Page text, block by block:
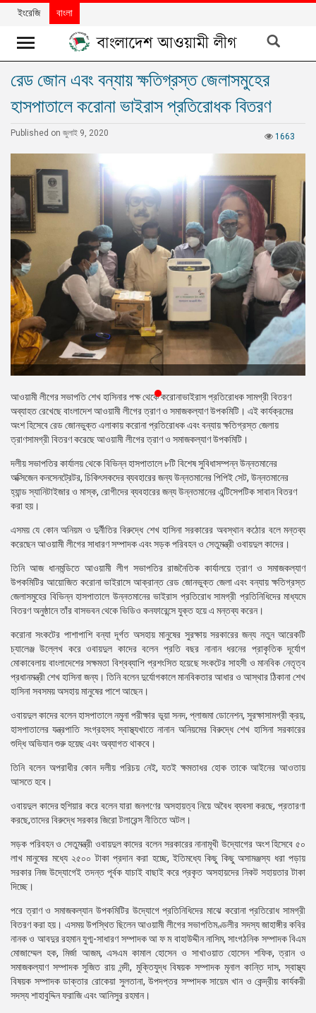
খবর
দলের
বিশেষ
বিশেষ
প্রতিবেদন
মতামত
উন্নয়নের
বাংলাদেশ
নিউজলেটার
প্রেস
রিলিজ
প্রকাশনা
গ্যালারি
বিএনপি-
জামায়াত
সহিংসতা
সংগঠন
ইশতেহার
ইংরেজি বাংলা
রেড জোন এবং বন্যায় ক্ষতিগ্রস্ত জেলাসমুহের
হাসপাতালে করোনা ভাইরাস প্রতিরোধক বিতরণ
1663
Published on জুলাই 9, 2020
আওয়ামী লীগের সভাপতি শেখ হাসিনার পক্ষ থেকে করোনাভাইরাস প্রতিরোধক সামগ্রী বিতরণ
অব্যাহত রেখেছে বাংলাদেশ আওয়ামী লীগের ত্রাণ ও সমাজকল্যাণ উপকমিটি। এই কার্যক্রমের
অংশ হিসেবে রেড জোনভুক্ত এলাকায় করোনা প্রতিরোধক এবং বন্যায় ক্ষতিগ্রস্ত জেলায়
ত্রাণসামগ্রী বিতরণ করেছে আওয়ামী লীগের ত্রাণ ও সমাজকল্যাণ উপকমিটি।
দলীয় সভাপতির কার্যালয় থেকে বিভিন্ন হাসপাতালে ৮টি বিশেষ সুবিধাসম্পন্ন উন্নতমানের
অক্সিজেন কনসেনট্রেটর, চিকিৎসকদের ব্যবহারের জন্য উন্নতমানের পিপিই সেট, উন্নতমানের
হ্যান্ড স্যানিটাইজার ও মাস্ক, রোগীদের ব্যবহারের জন্য উন্নতমানের এন্টিসেপটিক সাবান বিতরণ
করা হয়।
এসময় যে কোন অনিয়ম ও দুর্নীতির বিরুদ্ধে শেখ হাসিনা সরকারের অবস্থান কঠোর বলে মন্তব্য
করেছেন আওয়ামী লীগের সাধারণ সম্পাদক এবং সড়ক পরিবহন ও সেতুমন্ত্রী ওবায়দুল কাদের।
তিনি আজ ধানমন্ডিতে আওয়ামী লীগ সভাপতির রাজনৈতিক কার্যালয়ে ত্রাণ ও সমাজকল্যাণ
উপকমিটির আয়োজিত করোনা ভাইরাসে আক্রান্ত রেড জোনভুক্ত জেলা এবং বন্যায় ক্ষতিগ্রস্ত
জেলাসমুহের বিভিন্ন হাসপাতালে উন্নতমানের ভাইরাস প্রতিরোধ সামগ্রী প্রতিনিধিদের মাধ্যমে
বিতরণ অনুষ্ঠানে তাঁর বাসভবন থেকে ভিডিও কনফারেন্সে যুক্ত হয়ে এ মন্তব্য করেন।
করোনা সংকটের পাশাপাশি বন্যা দূর্গত অসহায় মানুষের সুরক্ষায় সরকারের জন্য নতুন আরেকটি
চ্যালেঞ্জ উল্লেখ করে ওবায়দুল কাদের বলেন প্রতি বছর নানান ধরনের প্রাকৃতিক দূর্যোগ
মোকাবেলায় বাংলাদেশের সক্ষমতা বিশ্বব্যাপি প্রশংসিত হয়েছে সংকটের সাহসী ও মানবিক নেতৃত্ব
প্রধানমন্ত্রী শেখ হাসিনা জন্য। তিনি বলেন দুর্যোগকালে মানবিকতার আধার ও আস্থার ঠিকানা শেখ
হাসিনা সবসময় অসহায় মানুষের পাশে আছেন।
ওবায়দুল কাদের বলেন হাসপাতালে নমুনা পরীক্ষার ভূয়া সনদ, প্লাজমা ডোনেশন, সুরক্ষাসামগ্রী ক্রয়,
হাসপাতালের যন্ত্রপাতি সংগ্রহসহ স্বাস্থ্যখাতে নানান অনিয়মের বিরুদ্ধে শেখ হাসিনা সরকারের
শুদ্ধি অভিযান শুরু হয়েছ এবং অব্যাগত থাকবে।
তিনি বলেন অপরাধীর কোন দলীয় পরিচয় নেই, যতই ক্ষমতাধর হোক তাকে আইনের আওতায়
আসতে হবে।
ওবায়দুল কাদের হুশিয়ার করে বলেন যারা জনগণের অসহায়ত্ব নিয়ে অবৈধ ব্যবসা করছে, প্রতারণা
করছে,তাদের বিরুদ্ধে সরকার জিরো টলারেন্স নীতিতে অটল।
সড়ক পরিবহন ও সেতুমন্ত্রী ওবায়দুল কাদের বলেন সরকারের নানামূখী উদ্যোগের অংশ হিসেবে ৫০
লাখ মানুষের মধ্যে ২৫০০ টাকা প্রদান করা হচ্ছে, ইতিমধ্যে কিছু কিছু অসামঞ্জস্য ধরা পড়ায়
সরকার নিজ উদ্যোগেই তদন্ত পূর্বক যাচাই বাছাই করে প্রকৃত অসহায়দের নিকট সহায়তার টাকা
দিচ্ছে।
পরে ত্রাণ ও সমাজকল্যান উপকমিটির উদ্যোগে প্রতিনিধিদের মাঝে করোনা প্রতিরোধ সামগ্রী
বিতরণ করা হয়। এসময় উপস্থিত ছিলেন আওয়ামী লীগের সভাপতিমণ্ডলীর সদস্য জাহাঙ্গীর কবির
নানক ও আবদুর রহমান যুগ্ম-সাধারণ সম্পাদক আ ফ ম বাহাউদ্দীন নাসিম, সাংগঠনিক সম্পাদক বিএম
মোজাম্মেল হক, মির্জা আজম, এসএম কামাল হোসেন ও সাখাওয়াত হোসেন শফিক, ত্রান ও
সমাজকল্যাণ সম্পাদক সুজিত রায় নন্দী, মুক্তিযুদ্ধ বিষয়ক সম্পাদক মৃনাল কান্তি দাস, স্বাস্থ্য
বিষয়ক সম্পাদক ডাক্তার রোকেয়া সুলতানা, উপদপ্তর সম্পাদক সায়েম খান ও কেন্দ্রীয় কার্যকরী
সদস্য শাহাবুদ্দিন ফরাজি এবং আনিসুর রহমান।